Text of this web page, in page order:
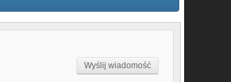
Wyślij wiadomość